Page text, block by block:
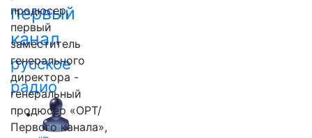
первый
канал
русское
радио
продюсер,
первый
заместитель
генерального
директора -
генеральный
продюсер «ОРТ/
Первого канала»,